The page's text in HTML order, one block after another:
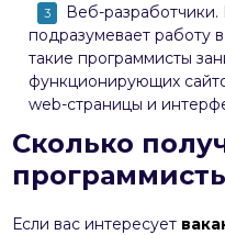
Веб-разработчики.
подразумевает работу
такие программисты
функционирующих
web-страницы и
Сколько
Если вас интересует